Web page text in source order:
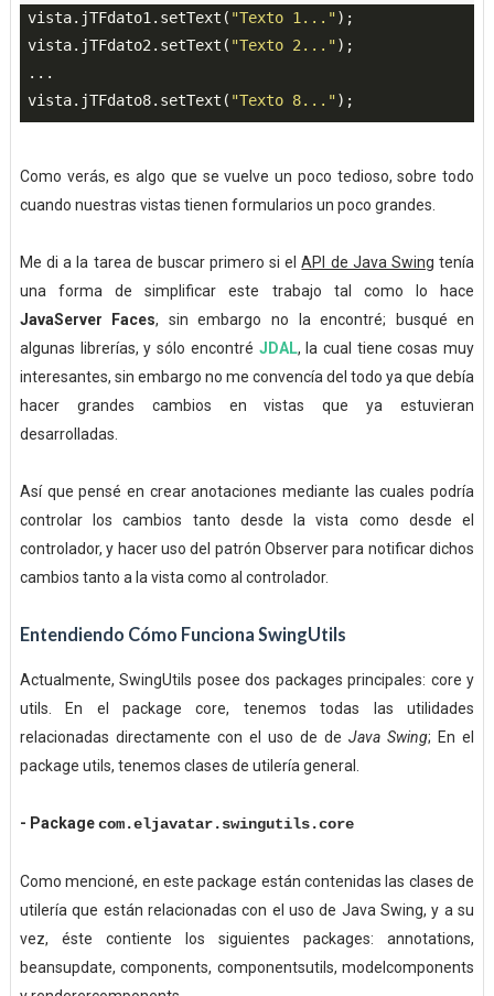
vista.jTFdato1.setText( "Texto 1...");
vista.jTFdato2.setText( "Texto 2...");
...
vista.jTFdato8.setText( "Texto 8..."
Como verás, es algo que se vuelve un poco tedioso, sobre todo
cuando nuestras vistas tienen formularios un poco grandes.
Me di a la tarea de buscar primero si elAPI de Java Swing tenía
una forma de simplificar este trabajo tal como lo hace
JavaServer Faces, sin embargo no la encontré; busqué en
algunas librerías, y sólo encontré JDAL, la cual tiene cosas muy
interesantes, sin embargo no me convencía del todo ya que debía
hacer grandes cambios en vistas que ya estuvieran
desarrolladas.
Así que pensé en crear anotaciones mediante las cuales podría
controlar los cambios tanto desde la vista como desde el
controlador, y hacer uso del patrón Observer para notificar dichos
cambios tanto a la vista como al controlador.
Entendiendo Cómo Funciona SwingUtils
Actualmente, SwingUtils posee dos packages principales: core y
utils. En el package core, tenemos todas las utilidades
relacionadas directamente con el uso de deJava Swing; En el
package utils, tenemos clases de utilería general.
- Packagecom.eljavatar.swingutils.core
Como mencioné, en este package están contenidas las clases de
utilería que están relacionadas con el uso de Java Swing, y a su
vez, éste contiente los siguientes packages: annotations,
beansupdate, components, componentsutils, modelcomponents